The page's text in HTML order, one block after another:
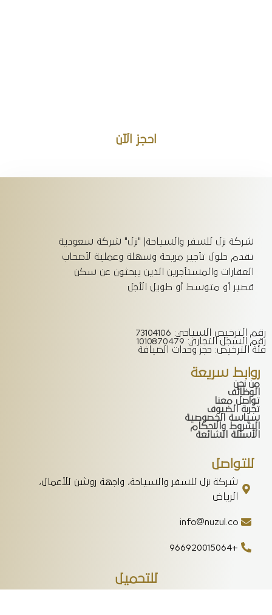
احجز الآن
شركة نزل للسفر والسياحة| "نزل" شركة سعودية
تقدم حلول تأجير مريحة وسهلة وعملية لأصحاب
العقارات والمستأجرين الذين يبحثون عن سكن
قصير أو متوسط أو طويل الأجل
رقم الترخيص السياحي: 73104106
رقم السجل التجاري: 1010870479
فئة الترخيص: حجز وحدات الضيافة
روابط سريعة
من نحن
الوظائف
تواصل معنا
تجربة الضيوف
سياسة الخصوصية
الشروط والاحكام
الأسئلة الشائعة
للتواصل
شركة نزل للسفر والسياحة، واجهة روشن للأعمال،
الرياض
info@nuzul.co
+966920015064
للتحميل